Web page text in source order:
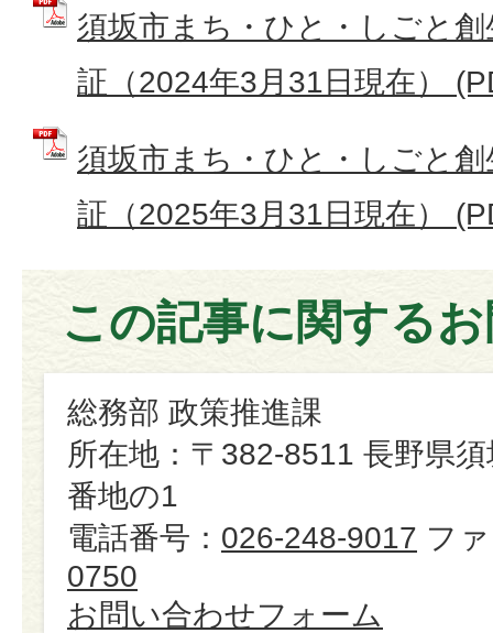
須坂市まち・ひと・しごと
証（2024年3月31日現在）
須坂市まち・ひと・しごと
証（2025年3月31日現在）
この記事に関する
総務部 政策推進課
所在地：〒382-8511 長野県
番地の1
電話番号： 026-248-9017 フ
0750
お問い合わせフォーム